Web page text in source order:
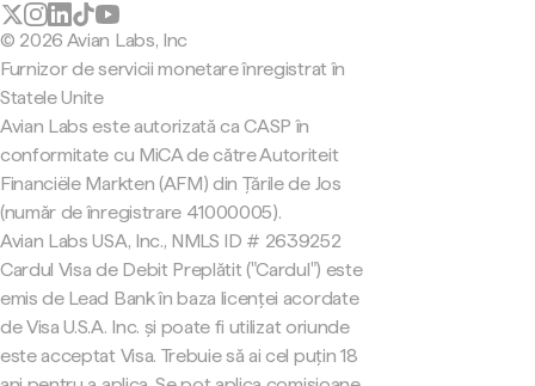
© 2026 Avian Labs, Inc
Furnizor de servicii monetare înregistrat în
Statele Unite
Avian Labs este autorizată ca CASP în
conformitate cu MiCA de către Autoriteit
Financiële Markten (AFM) din Țările de Jos
(număr de înregistrare 41000005).
Avian Labs USA, Inc., NMLS ID # 2639252
Cardul Visa de Debit Preplătit ("Cardul") este
emis de Lead Bank în baza licenței acordate
de Visa U.S.A. Inc. și poate fi utilizat oriunde
este acceptat Visa. Trebuie să ai cel puțin 18